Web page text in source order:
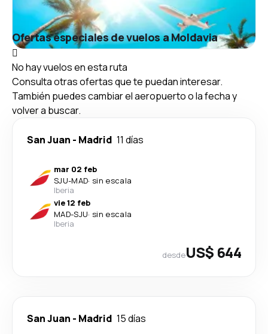
Ofertas especiales de vuelos a Moldavia
No hay vuelos en esta ruta
Consulta otras ofertas que te puedan interesar.
También puedes cambiar el aeropuerto o la fecha y
volver a buscar.
San Juan - Madrid 11 días
mar 02 feb
SJU-MAD· sin escala
Iberia
vie 12 feb
MAD-SJU· sin escala
Iberia
desdeUS$ 644
San Juan - Madrid 15 días